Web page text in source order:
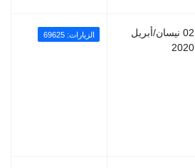
02 نيسان/أبريل
2020
الزيارات: 69625